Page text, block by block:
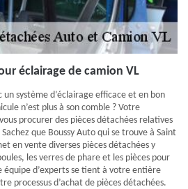
éclairage de camion VL
système d’éclairage efficace et en bon
n’est plus à son comble ? Votre
procurer des pièces détachées relatives
que Boussy Auto qui se trouve à Saint
en vente diverses pièces détachées y
les verres de phare et les pièces pour
d’experts se tient à votre entière
processus d’achat de pièces détachées.